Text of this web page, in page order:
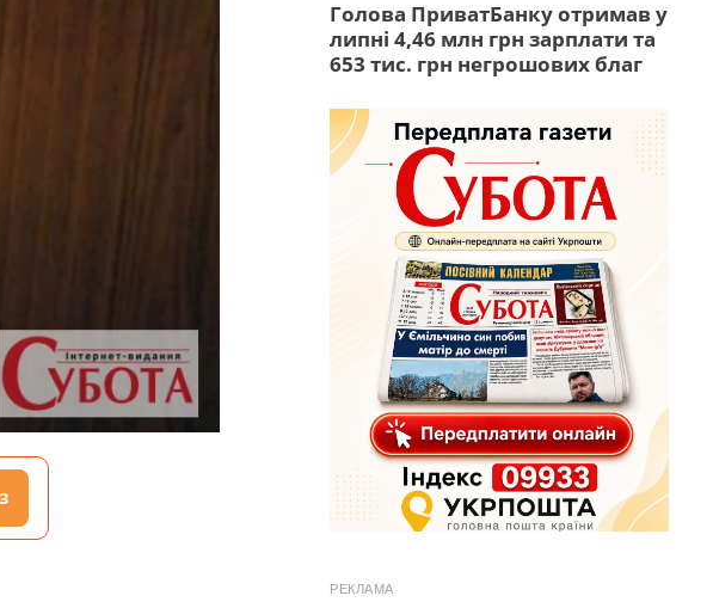
Голова ПриватБанку отримав у
липні 4,46 млн грн зарплати та
653 тис. грн негрошових благ
РЕКЛАМА